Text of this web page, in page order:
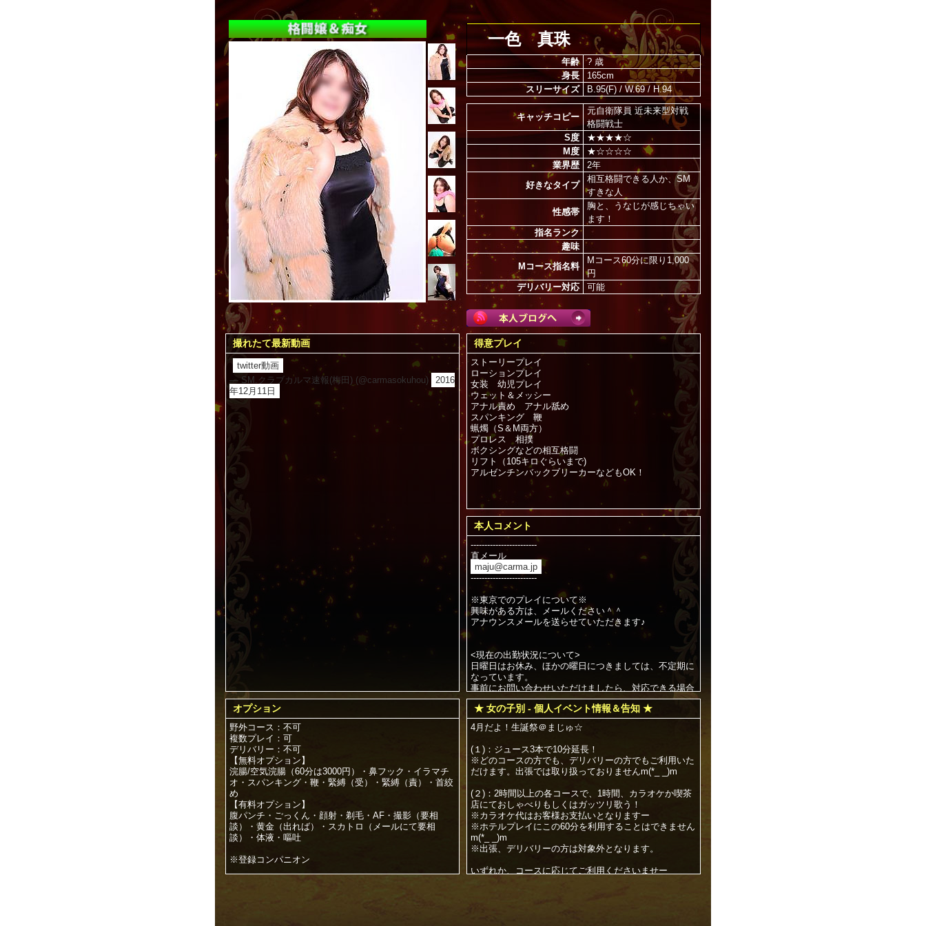
一色 真珠
年齢
? 歳
身長
165cm
スリーサイズ
B.95(F) / W.69 / H.94
キャッチコピー
元自衛隊員 近未来型対戦
格闘戦士
S度
★★★★☆
M度
★☆☆☆☆
業界歴
2年
好きなタイプ
相互格闘できる人か、SM
すきな人
性感帯
胸と、うなじが感じちゃい
ます！
指名ランク
趣味
Mコース指名料
Mコース60分に限り1,000
円
デリバリー対応
可能
撮れたて最新動画
twitter動画
— SM.クラブカルマ速報(梅田) (@carmasokuhou)
2016
年12月11日
得意プレイ
ストーリープレイ
ローションプレイ
女装 幼児プレイ
ウェット＆メッシー
アナル責め アナル舐め
スパンキング 鞭
蝋燭（S＆M両方）
プロレス 相撲
ボクシングなどの相互格闘
リフト（105キロぐらいまで)
アルゼンチンバックブリーカーなどもOK！
本人コメント
------------------------
直メール
maju@carma.jp
------------------------
※東京でのプレイについて※
興味がある方は、メールください＾＾
アナウンスメールを送らせていただきます♪
<現在の出勤状況について>
日曜日はお休み、ほかの曜日につきましては、不定期に
なっています。
事前にお問い合わせいただけましたら、対応できる場合
もあります。
日曜日を含め、ご希望の日がありましたら、１週間くら
い前までにメールください＾＾
一 色 真 珠 ☆ いっしき まじゅ です＾＾
生誕祭、絶賛開催中、なう( ・∀・o)
相変わらず、格闘大好き！
もちろん、相撲が超得意！
どうだ、一色真珠と、相撲で真剣勝負をしてみないか？
オプション
野外コース：不可
複数プレイ：可
デリバリー：不可
【無料オプション】
浣腸/空気浣腸（60分は3000円）・鼻フック・イラマチ
オ・スパンキング・鞭・緊縛（受）・緊縛（責）・首絞
め
【有料オプション】
腹パンチ・ごっくん・顔射・剃毛・AF・撮影（要相
談）・黄金（出れば）・スカトロ（メールにて要相
談）・体液・嘔吐
※登録コンパニオン
登録コンパニオンとは・・・
★ 女の子別 - 個人イベント情報＆告知 ★
4月だよ！生誕祭＠まじゅ☆
(１)：ジュース3本で10分延長！
※どのコースの方でも、デリバリーの方でもご利用いた
だけます。出張では取り扱っておりませんm(*_ _)m
(２)：2時間以上の各コースで、1時間、カラオケか喫茶
店にておしゃべりもしくはガッツリ歌う！
※カラオケ代はお客様お支払いとなりますー
※ホテルプレイにこの60分を利用することはできません
m(*_ _)m
※出張、デリバリーの方は対象外となります。
いずれか、コースに応じてご利用くださいませー